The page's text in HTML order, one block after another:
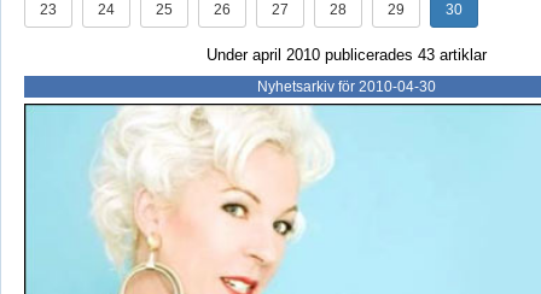
23 24 25 26 27 28 29 30
Under april 2010 publicerades 43 artiklar
Nyhetsarkiv för 2010-04-30